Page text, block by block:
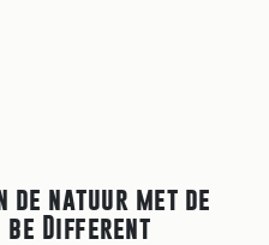
de natuur met de
be Different